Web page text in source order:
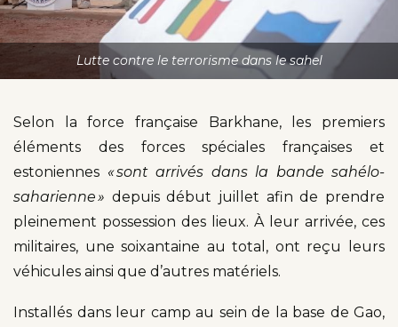
Lutte contre le terrorisme dans le sahel
Selon la force française Barkhane, les premiers
éléments des forces spéciales françaises et
estoniennes « sont arrivés dans la bande sahélo-
saharienne » depuis début juillet afin de prendre
pleinement possession des lieux. À leur arrivée, ces
militaires, une soixantaine au total, ont reçu leurs
véhicules ainsi que d’autres matériels.
Installés dans leur camp au sein de la base de Gao,